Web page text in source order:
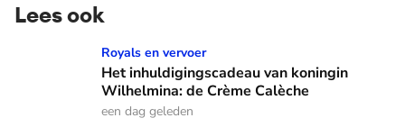
Lees ook
Het inhuldigingscadeau van koningin Wilhelmina: de
Royals en vervoer
Het inhuldigingscadeau van koningin
Wilhelmina: de Crème Calèche
een dag geleden